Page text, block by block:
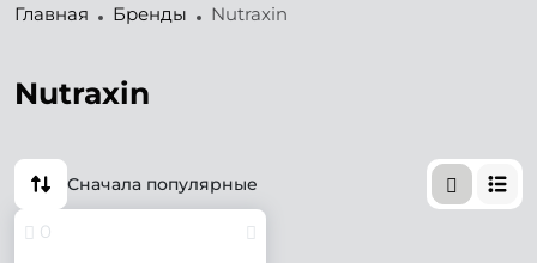
Главная Бренды Nutraxin
Nutraxin
Сначала популярные
0